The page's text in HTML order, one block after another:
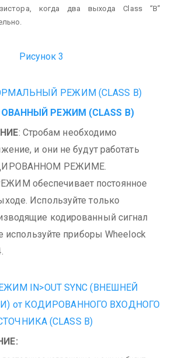
когда два выхода Class “B”
Рисунок 3
РЕЖИМ (CLASS B)
РЕЖИМ (CLASS B)
: Стробам необходимо
и они не будут работать
РЕЖИМЕ.
обеспечивает постоянное
Используйте только
кодированный сигнал
используйте приборы Wheelock
IN>OUT SYNC (ВНЕШНЕЙ
от КОДИРОВАННОГО ВХОДНОГО
(CLASS B)